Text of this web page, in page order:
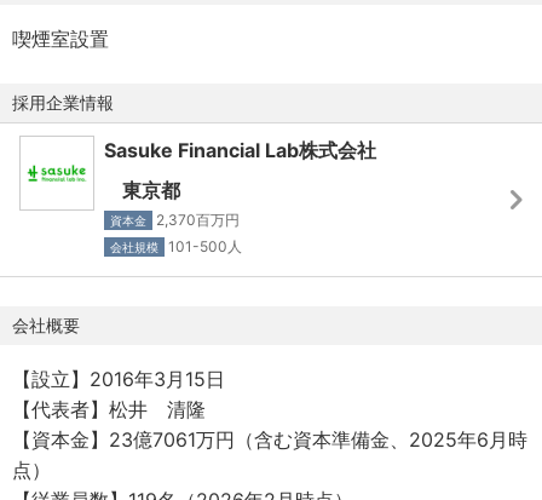
にも選ばれ、累計資金調達額は約32億円にのぼる国内トッ
ジタルの融合を掲げ、対面でも、オンラインでも、お客様
が最適な保険を選ぶことができるサービスを提供していま
す。2026年現在、生損保・少額短期含め80社の保険会社と
代理店契約を締結しており、従業員数は2年で約2倍増加し
ております。
✓日本有数の集客チャネルと知名度
の保険プラットフォームです。コンサルタントやプランナ
ーとして既に安定したビジネス基盤を作られている方に加
え、この基盤から発生する面談アポイント（リーズ）を会
社が一定数を用意します（リーズに対する費用は発生しま
せん）、そのため、継続的にお客様との面談機会を提供す
ることが可能です。今後も、資金調達を原資とした積極的
【雇用形態】
※試用期間3カ月
【勤務体系】
フレックスタイム制（標準労働時間8時間 / 休憩1時間）
フレキシブルタイム／5:00～11:00、16:00～22:00
コアタイム／11:00～16:00
※リモート勤務制度（承認制/週2日まで）あり
■全社平均残業時間 25時間
喫煙室設置
採用企業情報
Sasuke Financial Lab株式会社
東京都
資本金 2,370百万円
会社規模 101-500人
会社概要
【設立】2016年3月15日
【代表者】松井 清隆
【資本金】23億7061万円（含む資本準備金、2025年6月時
点）